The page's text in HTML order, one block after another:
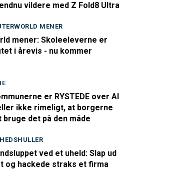
vildere med Z Fold8 Ultra
MENER
mener: Skoleeleverne er
i årevis - nu kommer
er RYSTEDE over AI
ikke rimeligt, at borgerne
bruge det på den måde
ved et uheld: Slap ud
og hackede straks et firma